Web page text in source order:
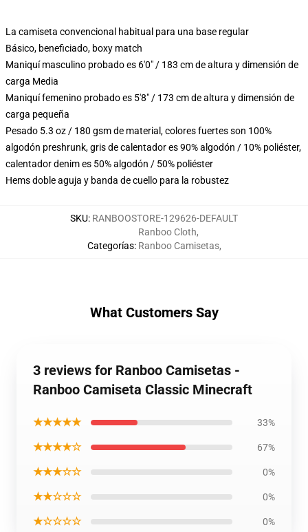
La camiseta convencional habitual para una base regular
Básico, beneficiado, boxy match
Maniquí masculino probado es 6'0" / 183 cm de altura y dimensión de
carga Media
Maniquí femenino probado es 5'8" / 173 cm de altura y dimensión de
carga pequeña
Pesado 5.3 oz / 180 gsm de material, colores fuertes son 100%
algodón preshrunk, gris de calentador es 90% algodón / 10% poliéster,
calentador denim es 50% algodón / 50% poliéster
Hems doble aguja y banda de cuello para la robustez
SKU: RANBOOSTORE-129626-DEFAULT
Categorías:
Ranboo Cloth,
Ranboo Camisetas,
What Customers Say
3 reviews for Ranboo Camisetas -
Ranboo Camiseta Classic Minecraft
★★★★★ 33%
★★★★☆ 67%
★★★☆☆ 0%
★★☆☆☆ 0%
★☆☆☆☆ 0%